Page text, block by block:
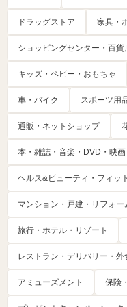
ドラッグストア 家具・
ショッピングセンター・百貨
キッズ・ベビー・おもちゃ
車・バイク スポーツ用
通販・ネットショップ
本・雑誌・音楽・DVD・映
ヘルス&ビューティ・フィッ
マンション・戸建・リフォ
旅行・ホテル・リゾート
レストラン・デリバリー・外
アミューズメント 保険